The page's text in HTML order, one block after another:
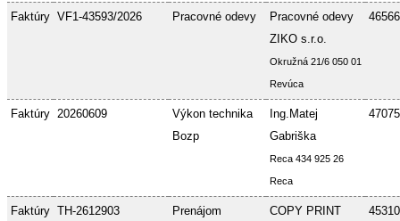
Faktúry VF1-43593/2026 Pracovné odevy
Pracovné odevy
ZIKO s.r.o.
Okružná 21/6 050 01
Revúca
Faktúry 20260609
Výkon technika
Bozp
Ing.Matej
Gabriška
Reca 434 925 26
Reca
Faktúry TH-2612903
Prenájom
COPY PRINT